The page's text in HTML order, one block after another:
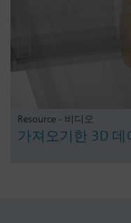
Resource - 비디오
가져오기한 3D 데